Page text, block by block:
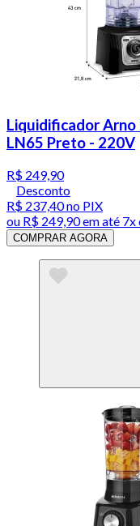
Liquidificador
LN65 Preto - 220V
R$ 249,90
Desconto
R$ 237,40no PIX
ou R$ 249,90em até 7x
COMPRAR AGORA